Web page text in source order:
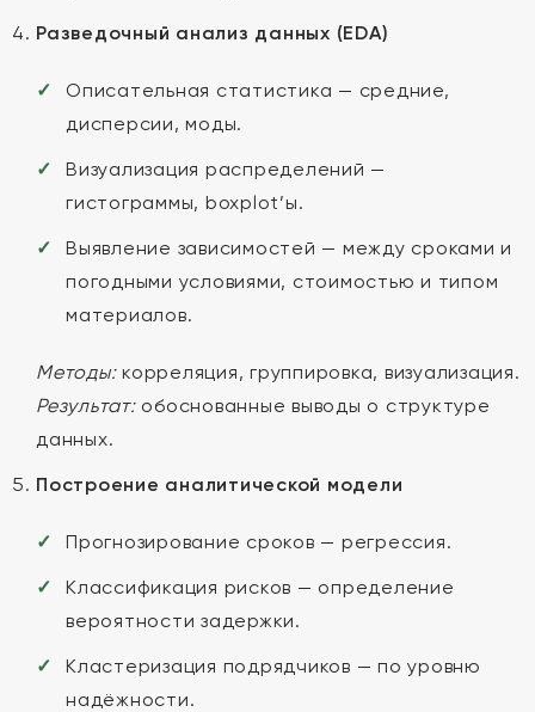
Разведочный анализ данных (EDA)
Описательная статистика — средние,
дисперсии, моды.
Визуализация распределений —
гистограммы, boxplot’ы.
Выявление зависимостей — между сроками и
погодными условиями, стоимостью и типом
материалов.
Методы:корреляция, группировка, визуализация.
Результат:обоснованные выводы о структуре
данных.
Построение аналитической модели
Прогнозирование сроков — регрессия.
Классификация рисков — определение
вероятности задержки.
Кластеризация подрядчиков — по уровню
надёжности.